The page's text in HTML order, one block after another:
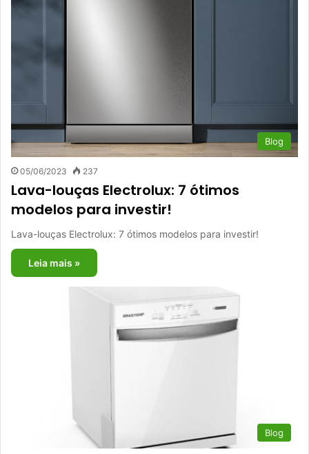
Blog
05/06/2023 237
Lava-louças Electrolux: 7 ótimos
modelos para investir!
Lava-louças Electrolux: 7 ótimos modelos para investir!
Leia mais »
Blog